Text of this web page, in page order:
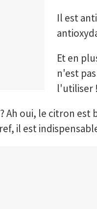
Il est
Et en
n'est
l'utiliser !
Ah oui, le citron
il est